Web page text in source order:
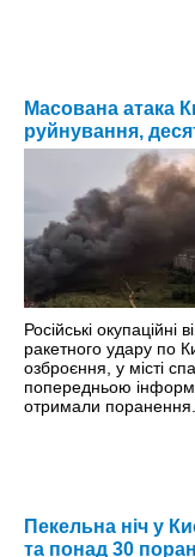
Масована атака
руйнування,
Російські
ракетного удару по
озброєння, у місті
попередньою
отримали поранення.
Пекельна ніч у
та понад 30